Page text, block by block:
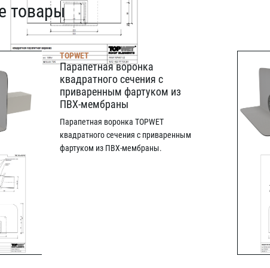
товары
TOPWET
Парапетная воронка
квадратного сечения с
приваренным фартуком из
ПВХ-мембраны
Парапетная воронка TOPWET
квадратного сечения с приваренным
фартуком из ПВХ-мембраны.